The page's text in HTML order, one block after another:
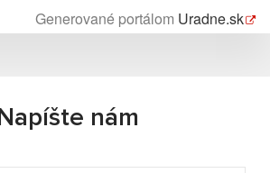
Generované portálom Uradne.sk
Napíšte nám